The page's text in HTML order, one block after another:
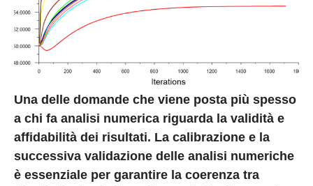
Una delle domande che viene posta più spesso
a chi fa analisi numerica riguarda la validità e
affidabilità dei risultati. La calibrazione e la
successiva validazione delle analisi numeriche
è essenziale per garantire la coerenza tra